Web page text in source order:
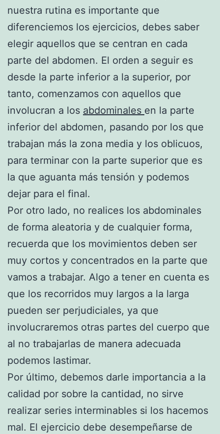
nuestra rutina es importante que
diferenciemos los ejercicios, debes saber
elegir aquellos que se centran en cada
parte del abdomen. El orden a seguir es
desde la parte inferior a la superior, por
tanto, comenzamos con aquellos que
involucran a los abdominales en la parte
inferior del abdomen, pasando por los que
trabajan más la zona media y los oblicuos,
para terminar con la parte superior que es
la que aguanta más tensión y podemos
dejar para el final.
Por otro lado, no realices los abdominales
de forma aleatoria y de cualquier forma,
recuerda que los movimientos deben ser
muy cortos y concentrados en la parte que
vamos a trabajar. Algo a tener en cuenta es
que los recorridos muy largos a la larga
pueden ser perjudiciales, ya que
involucraremos otras partes del cuerpo que
al no trabajarlas de manera adecuada
podemos lastimar.
Por último, debemos darle importancia a la
calidad por sobre la cantidad, no sirve
realizar series interminables si los hacemos
mal. El ejercicio debe desempeñarse de